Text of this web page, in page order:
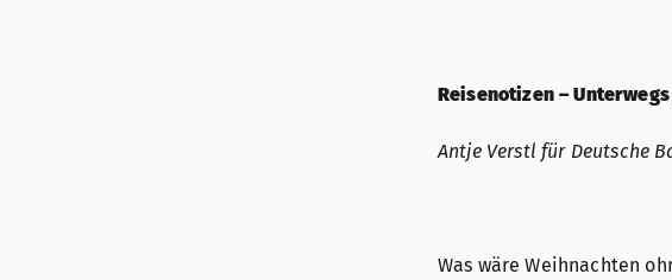
Reisenotizen –
Antje Verstl für Deutsche
Was wäre Weihnachten